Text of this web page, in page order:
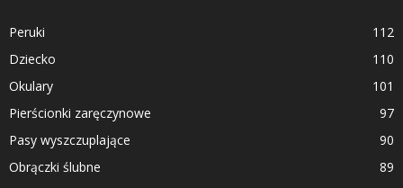
Peruki
112
Dziecko
110
Okulary
101
Pierścionki zaręczynowe
97
Pasy wyszczuplające
90
Obrączki ślubne
89